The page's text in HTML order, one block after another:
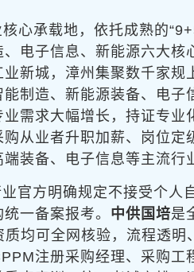
心承载地，依托成熟的
电子信息、新能源六大
新城，漳州集聚数千家
制造、新能源装备、电
需求大幅增长，持证专业
从业者升职加薪、岗位
装备、电子信息等主流行
官方明确规定不接受个
一备案报考。 中供国培是
均可全网核验，流程透
注册采购经理、采购